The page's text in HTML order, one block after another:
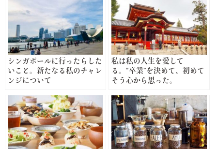
シンガポールに行ったらした
いこと。新たなる私のチャレ
ンジについて
私は私の人生を愛して
る。”卒業”を決めて、初めて
そう心から思った。